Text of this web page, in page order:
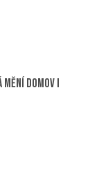
domov i